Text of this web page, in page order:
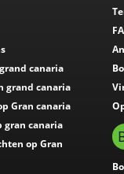
canaria
grand canaria
Gran canaria
gran canaria
op Gran